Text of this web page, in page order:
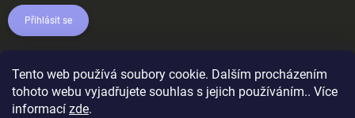
Tento web používá soubory cookie. Dalším procházením
tohoto webu vyjadřujete souhlas s jejich používáním.. Více
informací zde.
Přihlásit se